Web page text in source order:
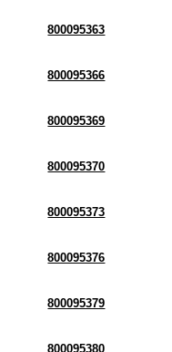
800095363
800095366
800095369
800095370
800095373
800095376
800095379
800095380